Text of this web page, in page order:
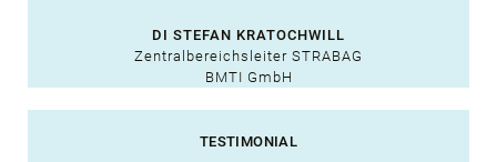
DI STEFAN KRATOCHWILL
Zentralbereichsleiter STRABAG
BMTI GmbH
TESTIMONIAL